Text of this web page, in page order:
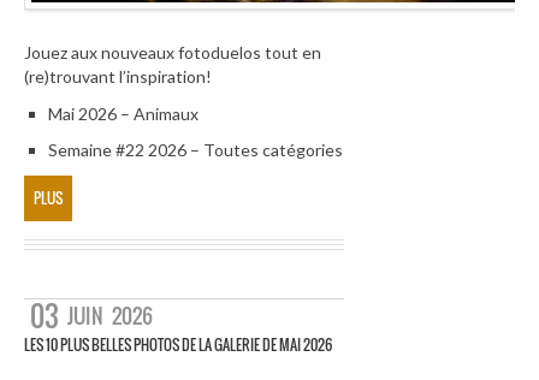
Jouez aux nouveaux fotoduelos tout en
(re)trouvant l’inspiration!
Mai 2026 – Animaux
Semaine #22 2026 – Toutes catégories
PLUS
03 JUIN 2026
LES 10 PLUS BELLES PHOTOS DE LA GALERIE DE MAI 2026